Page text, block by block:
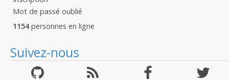
Mot de passé oublié
1154personnes en ligne
Suivez-nous